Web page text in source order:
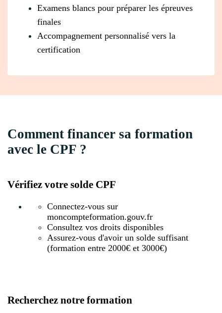
Examens blancs pour préparer les épreuves
finales
Accompagnement personnalisé vers la
certification
Comment financer sa formation
avec le CPF ?
Vérifiez votre solde CPF
Connectez-vous sur
moncompteformation.gouv.fr
Consultez vos droits disponibles
Assurez-vous d'avoir un solde suffisant
(formation entre 2000€ et 3000€)
Recherchez notre formation